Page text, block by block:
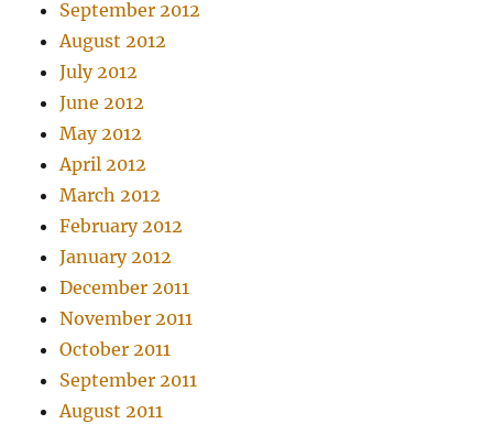
September 2012
August 2012
July 2012
June 2012
May 2012
April 2012
March 2012
February 2012
January 2012
December 2011
November 2011
October 2011
September 2011
August 2011